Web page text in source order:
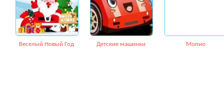
Веселый Новый Год Детские машинки Мопио